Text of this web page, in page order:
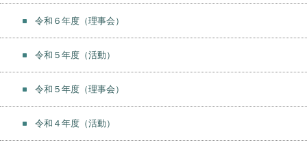
令和６年度（理事会）
令和５年度（活動）
令和５年度（理事会）
令和４年度（活動）